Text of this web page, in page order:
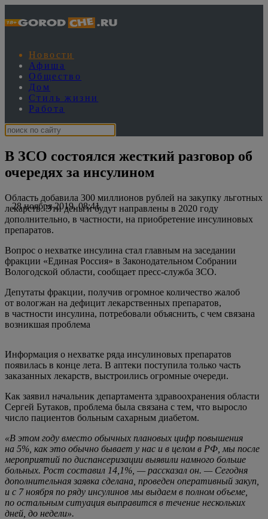
Новости
Афиша
Общество
Дом
Стиль жизни
Работа
В ЗСО состоялся жесткий разговор об
очередях за инсулином
28 ноября 2019, 08:41
Область добавила 300 миллионов рублей на закупку льготных
лекарств. Эти деньги будут направлены в 2020 году
дополнительно, в частности, на приобретение инсулиновых
препаратов.
Вопрос о нехватке инсулина стал главным на заседании
фракции «Единая Россия» в Законодательном Собрании
Вологодской области, сообщает пресс-служба ЗСО.
Депутаты фракции, получив огромное количество жалоб
от вологжан на дефицит лекарственных препаратов,
в частности инсулина, потребовали объяснить, с чем связана
возникшая проблема
Информация о нехватке ряда инсулиновых препаратов
появилась в конце лета. В аптеки поступила только часть
заказанных лекарств, выстроились огромные очереди.
Как заявил начальник департамента здравоохранения области
Сергей Бутаков, проблема была связана с тем, что выросло
число пациентов больным сахарным диабетом.
«В этом году вместо обычных плановых цифр повышения
на 5%, как это обычно бывает у нас и в целом в РФ, мы после
мероприятий по диспансеризации выявили намного больше
больных. Рост составил 14,1%, — рассказал он. — Сегодня
дополнительная заявка сделана, проведен оперативный закуп,
и с 7 ноября по ряду инсулинов мы выдаем в полном объеме,
по остальным ситуация выправится в течение нескольких
дней, до недели».